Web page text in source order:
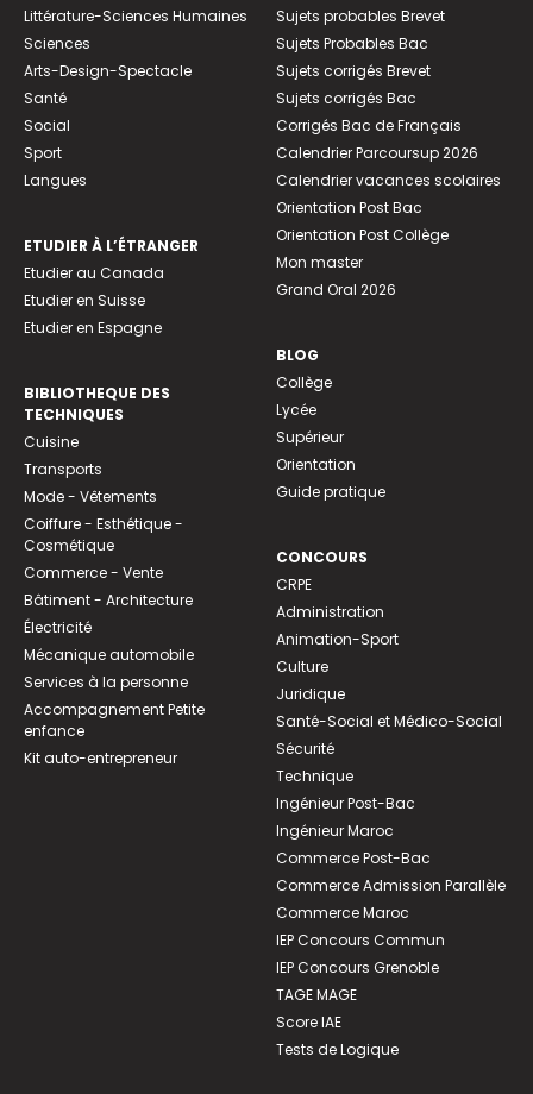
Littérature-Sciences Humaines
Sciences
Arts-Design-Spectacle
Santé
Social
Sport
Langues
ETUDIER À L’ÉTRANGER
Etudier au Canada
Etudier en Suisse
Etudier en Espagne
BIBLIOTHEQUE DES
TECHNIQUES
Cuisine
Transports
Mode - Vêtements
Coiffure - Esthétique -
Cosmétique
Commerce - Vente
Bâtiment - Architecture
Électricité
Mécanique automobile
Services à la personne
Accompagnement Petite
enfance
Kit auto-entrepreneur
Sujets probables Brevet
Sujets Probables Bac
Sujets corrigés Brevet
Sujets corrigés Bac
Corrigés Bac de Français
Calendrier Parcoursup 2026
Calendrier vacances scolaires
Orientation Post Bac
Orientation Post Collège
Mon master
Grand Oral 2026
BLOG
Collège
Lycée
Supérieur
Orientation
Guide pratique
CONCOURS
CRPE
Administration
Animation-Sport
Culture
Juridique
Santé-Social et Médico-Social
Sécurité
Technique
Ingénieur Post-Bac
Ingénieur Maroc
Commerce Post-Bac
Commerce Admission Parallèle
Commerce Maroc
IEP Concours Commun
IEP Concours Grenoble
TAGE MAGE
Score IAE
Tests de Logique